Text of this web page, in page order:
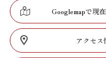
Googlemapで現
アクセス